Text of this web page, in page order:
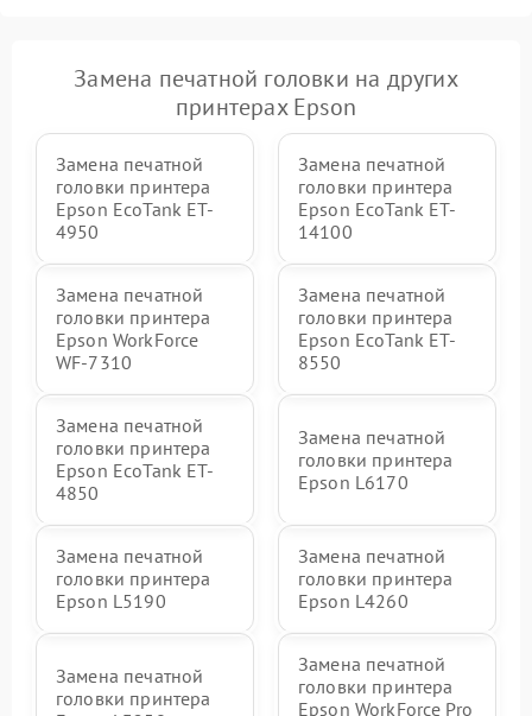
Замена печатной головки на других
принтерах Epson
Замена печатной
головки принтера
Epson EcoTank ET-
4950
Замена печатной
головки принтера
Epson EcoTank ET-
14100
Замена печатной
головки принтера
Epson WorkForce
WF-7310
Замена печатной
головки принтера
Epson EcoTank ET-
8550
Замена печатной
головки принтера
Epson EcoTank ET-
4850
Замена печатной
головки принтера
Epson L6170
Замена печатной
головки принтера
Epson L5190
Замена печатной
головки принтера
Epson L4260
Замена печатной
головки принтера
Замена печатной
головки принтера
Epson WorkForce Pro